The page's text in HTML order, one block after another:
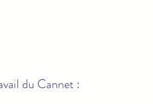
du Cannet :